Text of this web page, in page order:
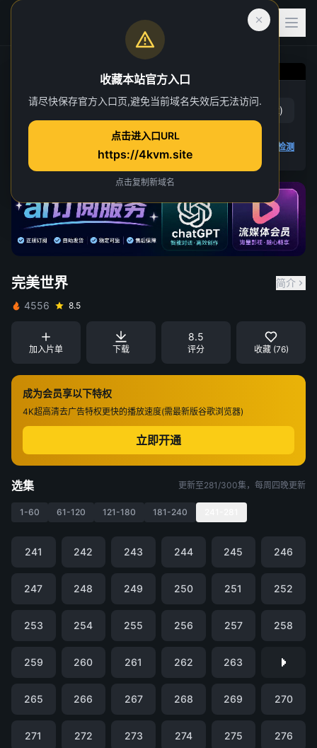
完美世界
第 264 集
赞 ( 18) 踩 2)
播放检测
完美世界
简介
4556
8.5
加入片单 下载
8.5
评分 收藏 (76)
成为会员享以下特权
4K超高清去广告特权更快的播放速度(需最新版谷歌浏览器)
立即开通
选集 更新至281/300集，每周四晚更新
1-60 61-120 121-180 181-240
241 242 243 244 245 246
247 248 249 250 251 252
253 254 255 256 257 258
259 260 261 262 263
265 266 267 268 269 270
271 272 273 274 275 276
收藏本站官方入口
请尽快保存官方入口页,避免当前域名失效后无法访问.
点击进入口URL
https://4kvm.site
点击复制新域名